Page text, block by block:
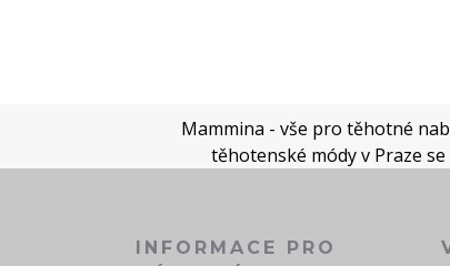
Mammina - vše pro těhotné
těhotenské módy v Praze
INFORMACE PRO